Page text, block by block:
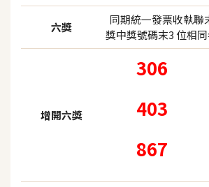
六獎
同期統一發票收執聯
獎中獎號碼末3 位相
增開六獎
306
403
867